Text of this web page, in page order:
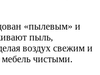
«пылевым» и
пыль,
воздух свежим и
чистыми.